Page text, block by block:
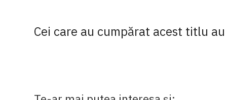
Cei care au cumpărat acest titlu